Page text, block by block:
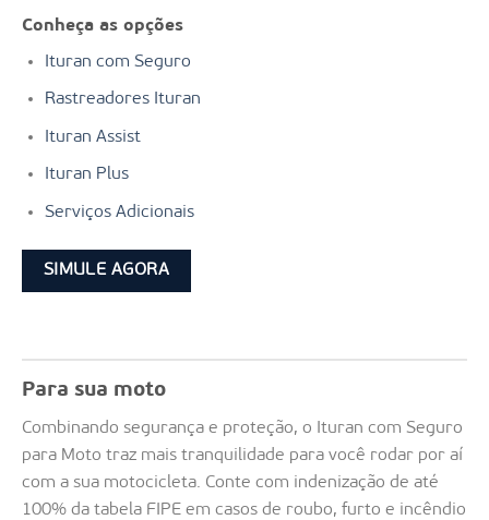
Conheça as opções
Ituran com Seguro
Rastreadores Ituran
Ituran Assist
Ituran Plus
Serviços Adicionais
SIMULE AGORA
Para sua moto
Combinando segurança e proteção, o Ituran com Seguro
para Moto traz mais tranquilidade para você rodar por aí
com a sua motocicleta. Conte com indenização de até
100% da tabela FIPE em casos de roubo, furto e incêndio